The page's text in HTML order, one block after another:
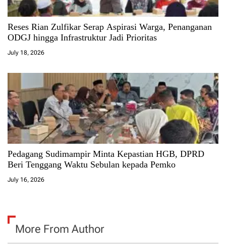
Reses Rian Zulfikar Serap Aspirasi Warga, Penanganan
ODGJ hingga Infrastruktur Jadi Prioritas
July 18, 2026
Pedagang Sudimampir Minta Kepastian HGB, DPRD
Beri Tenggang Waktu Sebulan kepada Pemko
July 16, 2026
More From Author